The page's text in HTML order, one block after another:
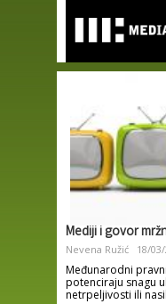
main
Mediji i govor
Nevena Ružić 18/
Međunarodni
potenciraju snagu
netrpeljivosti ili